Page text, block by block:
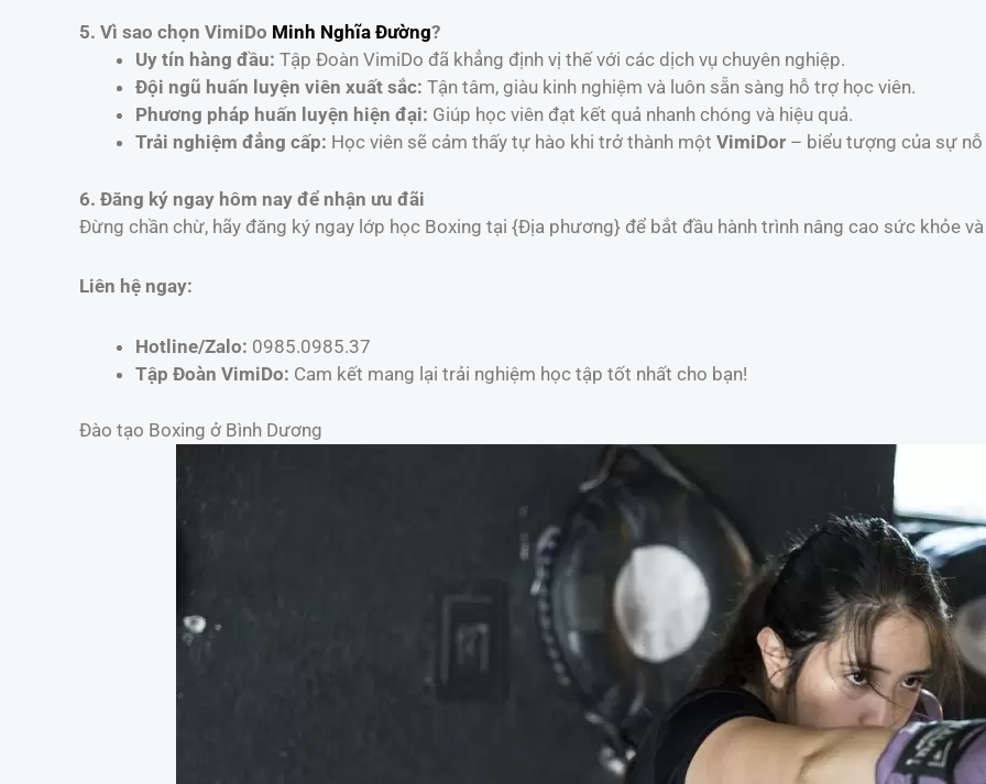
5. Vì sao chọn VimiDo Minh Nghĩa Đường?
Uy tín hàng đầu: Tập Đoàn VimiDo đã khẳng định vị thế với các dịch vụ chuyên nghiệp.
Đội ngũ huấn luyện viên xuất sắc: Tận tâm, giàu kinh nghiệm và luôn sẵn sàng hỗ trợ học viên.
Phương pháp huấn luyện hiện đại: Giúp học viên đạt kết quả nhanh chóng và hiệu quả.
Trải nghiệm đẳng cấp: Học viên sẽ cảm thấy tự hào khi trở thành một VimiDor – biểu tượng của sự
6. Đăng ký ngay hôm nay để nhận ưu đãi
Đừng chần chừ, hãy đăng ký ngay lớp học Boxing tại {Địa phương} để bắt đầu hành trình nâng cao sức khỏe
Liên hệ ngay:
Hotline/Zalo: 0985.0985.37
Tập Đoàn VimiDo: Cam kết mang lại trải nghiệm học tập tốt nhất cho bạn!
Đào tạo Boxing ở Bình Dương